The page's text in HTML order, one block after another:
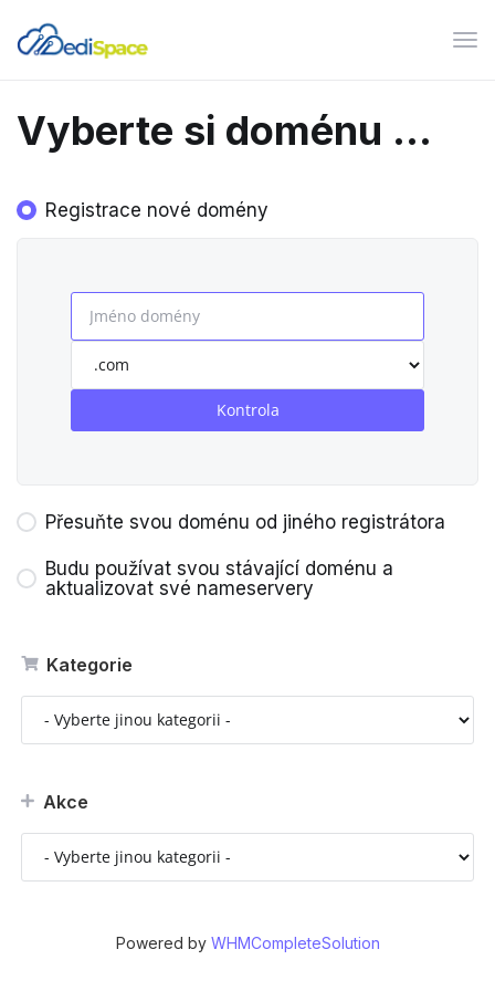
Vyberte si doménu ...
Kategorie
Akce
Registrace nové domény
Kontrola
Přesuňte svou doménu od jiného registrátora
Budu používat svou stávající doménu a
aktualizovat své nameservery
Powered by WHMCompleteSolution